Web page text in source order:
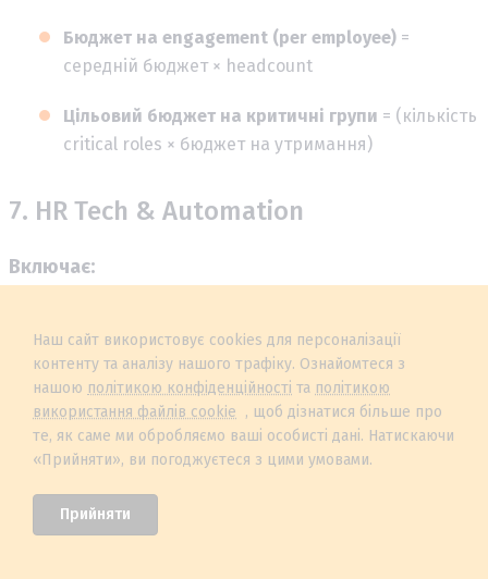
Бюджет на engagement (per employee) =
середній бюджет × headcount
Цільовий бюджет на критичні групи = (кількість
critical roles × бюджет на утримання)
7. HR Tech & Automation
Включає:
HRM/HRIS
ATS
LMS
Аналітика
Наш сайт використовує cookies для персоналізації
контенту та аналізу нашого трафіку. Ознайомтеся з
нашою політикою конфіденційності та політикою
використання файлів cookie , щоб дізнатися більше про
те, як саме ми обробляємо ваші особисті дані. Натискаючи
«Прийняти», ви погоджуєтеся з цими умовами.
Прийняти